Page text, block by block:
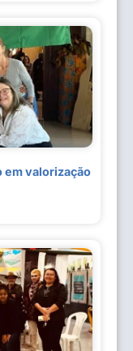
em valorização